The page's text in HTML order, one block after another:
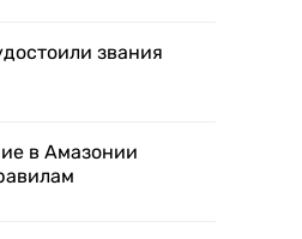
звания
в Амазонии